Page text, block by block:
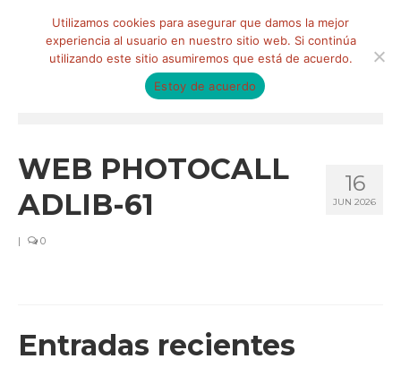
CLIENTES
16
JUN 2026
WEB PHOTOCALL
ADLIB-61
| 0
Entradas recientes
Utilizamos cookies para asegurar que damos la mejor
experiencia al usuario en nuestro sitio web. Si continúa
utilizando este sitio asumiremos que está de acuerdo.
Estoy de acuerdo